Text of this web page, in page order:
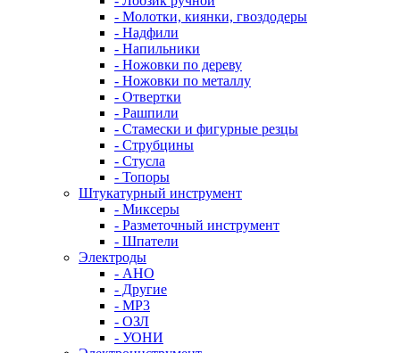
- Молотки, киянки, гвоздодеры
- Надфили
- Напильники
- Ножовки по дереву
- Ножовки по металлу
- Отвертки
- Рашпили
- Стамески и фигурные резцы
- Струбцины
- Стусла
- Топоры
Штукатурный инструмент
- Миксеры
- Разметочный инструмент
- Шпатели
Электроды
- АНО
- Другие
- МР3
- ОЗЛ
- УОНИ